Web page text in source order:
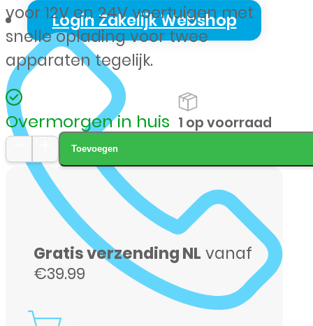
Login Zakelijk Webshop
voor 12V en 24V voertuigen met
snelle oplading voor twee
apparaten tegelijk.
Overmorgen in huis
LDNIO
12/24V
Charger
Toevoegen
1 op voorraad
Gratis verzending NL vanaf
€39.99